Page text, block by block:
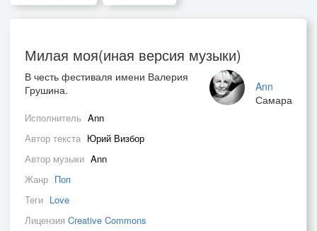
Милая моя(иная версия музыки)
Ann
Самара
В честь фестиваля имени Валерия
Грушина.
Исполнитель Ann
Автор текста Юрий Визбор
Автор музыки Ann
Жанр Поп
Теги Love
Лицензия Creative Commons